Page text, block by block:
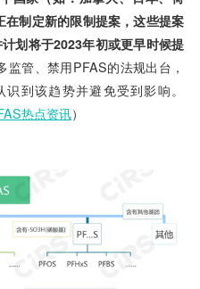
制定新的限制提案，这些提案
划将于2023年初或更早时候提
监管、禁用PFAS的法规出台，
到该趋势并避免受到影响。
热点资讯）